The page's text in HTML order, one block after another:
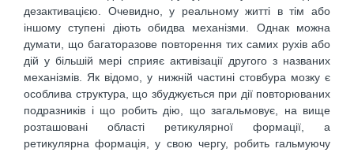
дезактивацією. Очевидно, у реальному житті в тім або
іншому ступені діють обидва механізми. Однак можна
думати, що багаторазове повторення тих самих рухів або
дій у більшій мері сприяє активізації другого з названих
механізмів. Як відомо, у нижній частині стовбура мозку є
особлива структура, що збуджується при дії повторюваних
подразників і що робить дію, що загальмовує, на вище
розташовані області ретикулярної формації, а
ретикулярна формація, у свою чергу, робить гальмуючу